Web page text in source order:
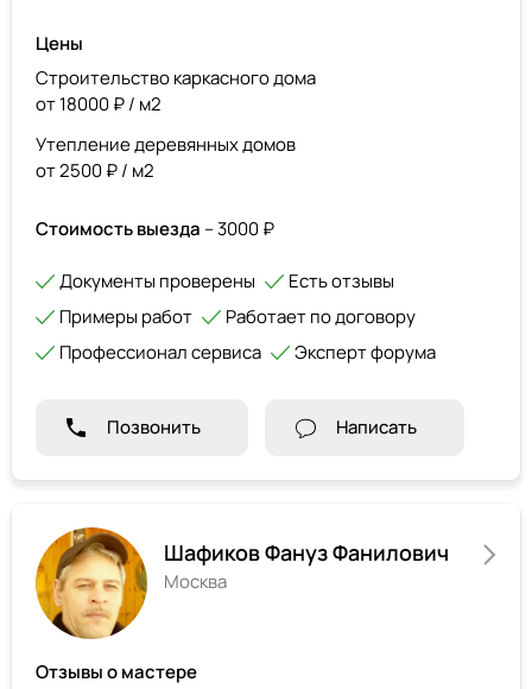
Цены
Строительство каркасного дома
от 18000 ₽ / м2
Утепление деревянных домов
от 2500 ₽ / м2
Стоимость выезда – 3000 ₽
Документы проверены
Есть отзывы
Примеры работ
Работает по договору
Профессионал сервиса
Эксперт форума
Позвонить Написать
Шафиков Фануз Фанилович
Москва
Отзывы о мастере